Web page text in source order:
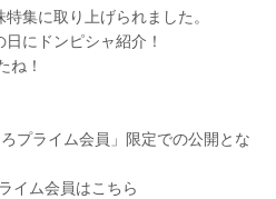
集に取り上げられました。
にドンピシャ紹介！
ね！
プライム会員」限定での公開とな
イム会員はこちら